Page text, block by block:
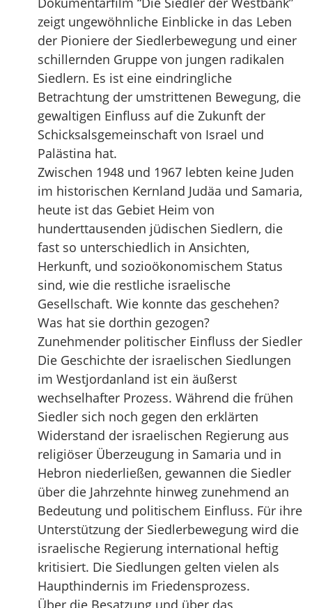
zeigt ungewöhnliche Einblicke in das Leben
der Pioniere der Siedlerbewegung und einer
schillernden Gruppe von jungen radikalen
Siedlern. Es ist eine eindringliche
Betrachtung der umstrittenen Bewegung, die
gewaltigen Einfluss auf die Zukunft der
Schicksalsgemeinschaft von Israel und
Palästina hat.
Zwischen 1948 und 1967 lebten keine Juden
im historischen Kernland Judäa und Samaria,
heute ist das Gebiet Heim von
hunderttausenden jüdischen Siedlern, die
fast so unterschiedlich in Ansichten,
Herkunft, und sozioökonomischem Status
sind, wie die restliche israelische
Gesellschaft. Wie konnte das geschehen?
Was hat sie dorthin gezogen?
Zunehmender politischer Einfluss der Siedler
Die Geschichte der israelischen Siedlungen
im Westjordanland ist ein äußerst
wechselhafter Prozess. Während die frühen
Siedler sich noch gegen den erklärten
Widerstand der israelischen Regierung aus
religiöser Überzeugung in Samaria und in
Hebron niederließen, gewannen die Siedler
über die Jahrzehnte hinweg zunehmend an
Bedeutung und politischem Einfluss. Für ihre
Unterstützung der Siedlerbewegung wird die
israelische Regierung international heftig
kritisiert. Die Siedlungen gelten vielen als
Haupthindernis im Friedensprozess.
Über die Besatzung und über das